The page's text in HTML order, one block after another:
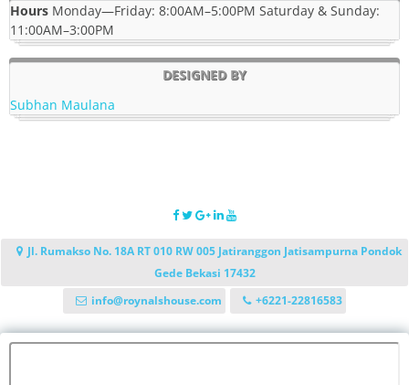
Hours Monday—Friday: 8:00AM–5:00PM Saturday & Sunday:
11:00AM–3:00PM
DESIGNED BY
Subhan Maulana
Jl. Rumakso No. 18A RT 010 RW 005 Jatiranggon Jatisampurna Pondok
Gede Bekasi 17432
info@roynalshouse.com
+6221-22816583